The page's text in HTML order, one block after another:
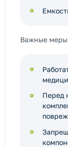
Важные меры
Перед